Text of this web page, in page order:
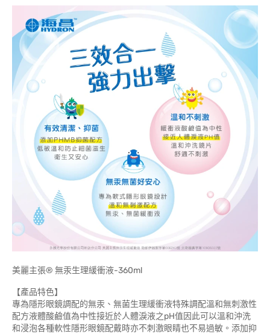
美麗主張® 無汞生理緩衝液-360ml
【產品特色】
專為隱形眼鏡調配的無汞、無菌生理緩衝液特殊調配溫和無刺激性
配方液體酸鹼值為中性接近於人體淚液之pH值因此可以溫和沖洗
和浸泡各種軟性隱形眼鏡配戴時亦不刺激眼睛也不易過敏。添加抑